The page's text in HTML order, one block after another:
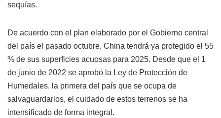
sequías.
De acuerdo con el plan elaborado por el Gobierno central
del país el pasado octubre, China tendrá ya protegido el 55
% de sus superficies acuosas para 2025. Desde que el 1
de junio de 2022 se aprobó la Ley de Protección de
Humedales, la primera del país que se ocupa de
salvaguardarlos, el cuidado de estos terrenos se ha
intensificado de forma integral.